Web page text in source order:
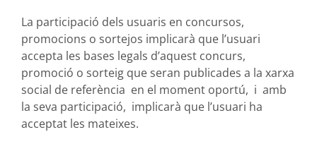
La participació dels usuaris en concursos,
promocions o sortejos implicarà que l’usuari
accepta les bases legals d’aquest concurs,
promoció o sorteig que seran publicades a la xarxa
social de referència en el moment oportú, i amb
la seva participació, implicarà que l’usuari ha
acceptat les mateixes.